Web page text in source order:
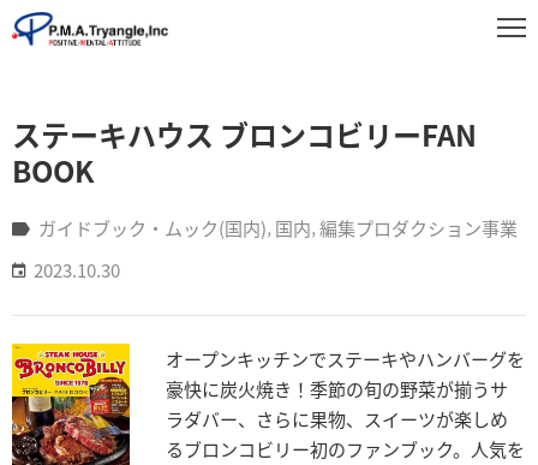
ステーキハウス ブロンコビリーFAN
BOOK
ガイドブック・ムック(国内)‚ 国内‚編集プロダクション事業
2023.10.30
オープンキッチンでステーキやハンバーグを
豪快に炭火焼き！季節の旬の野菜が揃うサ
ラダバー、さらに果物、スイーツが楽しめ
るブロンコビリー初のファンブック。人気を